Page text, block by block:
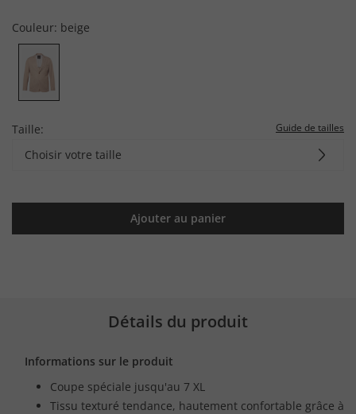
Couleur: beige
Taille: Guide de tailles
Choisir votre taille
Ajouter au panier
Détails du produit
Informations sur le produit
Coupe spéciale jusqu'au 7 XL
Tissu texturé tendance, hautement confortable grâce à